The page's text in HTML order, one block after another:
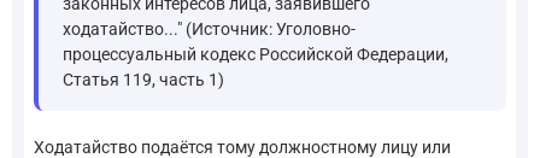
ходатайство..." (Источник: Уголовно-
процессуальный кодекс Российской Федерации,
Статья 119, часть 1)
Ходатайство подаётся тому должностному лицу или